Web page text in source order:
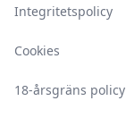
Integritetspolicy
Cookies
18-årsgräns policy